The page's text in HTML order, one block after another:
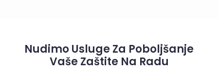
Nudimo Usluge Za Poboljšanje
Vaše Zaštite Na Radu